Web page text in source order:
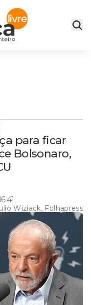
para ficar
Bolsonaro,
Wiziack, Folhapress